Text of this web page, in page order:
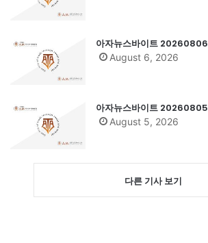
아자뉴스바이트 20260806
August 6, 2026
아자뉴스바이트 20260805
August 5, 2026
다른 기사 보기